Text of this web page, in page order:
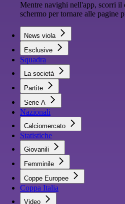
Mentre navighi nell'app, scorri il
schermo per tornare alle pagine
News viola
Esclusive
Squadra
La società
Partite
Serie A
Nazionali
Calciomercato
Statistiche
Giovanili
Femminile
Coppe Europee
Coppa Italia
Video